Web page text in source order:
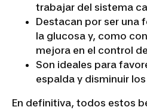
trabajar del sistema
Destacan por ser una
la glucosa y, como
mejora en el control
Son ideales para
espalda y disminuir
En definitiva, todos estos